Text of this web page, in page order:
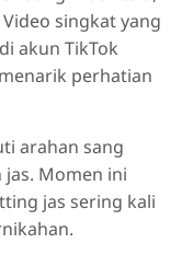
singkat yang
akun TikTok
perhatian
arahan sang
Momen ini
jas sering kali